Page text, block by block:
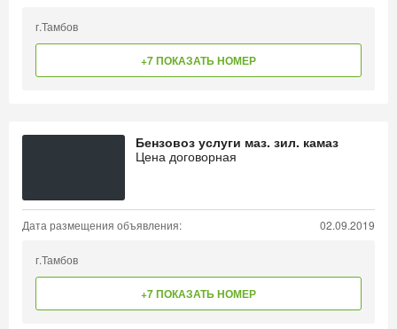
г.Тамбов
+7 ПОКАЗАТЬ НОМЕР
Бензовоз услуги маз. зил. камаз
Цена договорная
Дата размещения объявления: 02.09.2019
г.Тамбов
+7 ПОКАЗАТЬ НОМЕР